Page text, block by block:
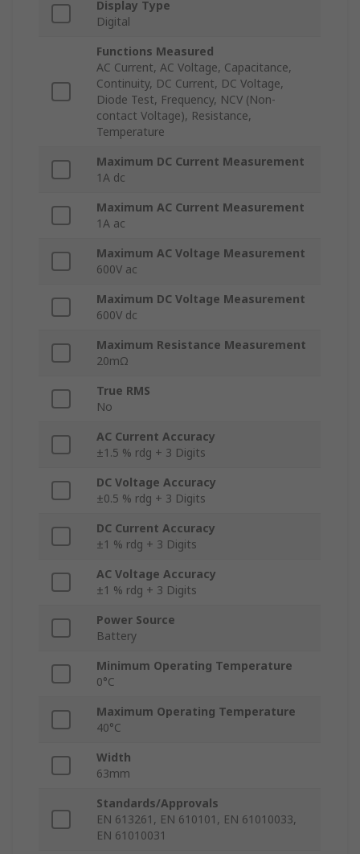
Display Type
Digital
Functions Measured
AC Current, AC Voltage, Capacitance,
Continuity, DC Current, DC Voltage,
Diode Test, Frequency, NCV (Non-
contact Voltage), Resistance,
Temperature
Maximum DC Current Measurement
1A dc
Maximum AC Current Measurement
1A ac
Maximum AC Voltage Measurement
600V ac
Maximum DC Voltage Measurement
600V dc
Maximum Resistance Measurement
20mΩ
True RMS
No
AC Current Accuracy
±1.5 % rdg + 3 Digits
DC Voltage Accuracy
±0.5 % rdg + 3 Digits
DC Current Accuracy
±1 % rdg + 3 Digits
AC Voltage Accuracy
±1 % rdg + 3 Digits
Power Source
Battery
Minimum Operating Temperature
0°C
Maximum Operating Temperature
40°C
Width
63mm
Standards/Approvals
EN 613261, EN 610101, EN 61010033,
EN 61010031